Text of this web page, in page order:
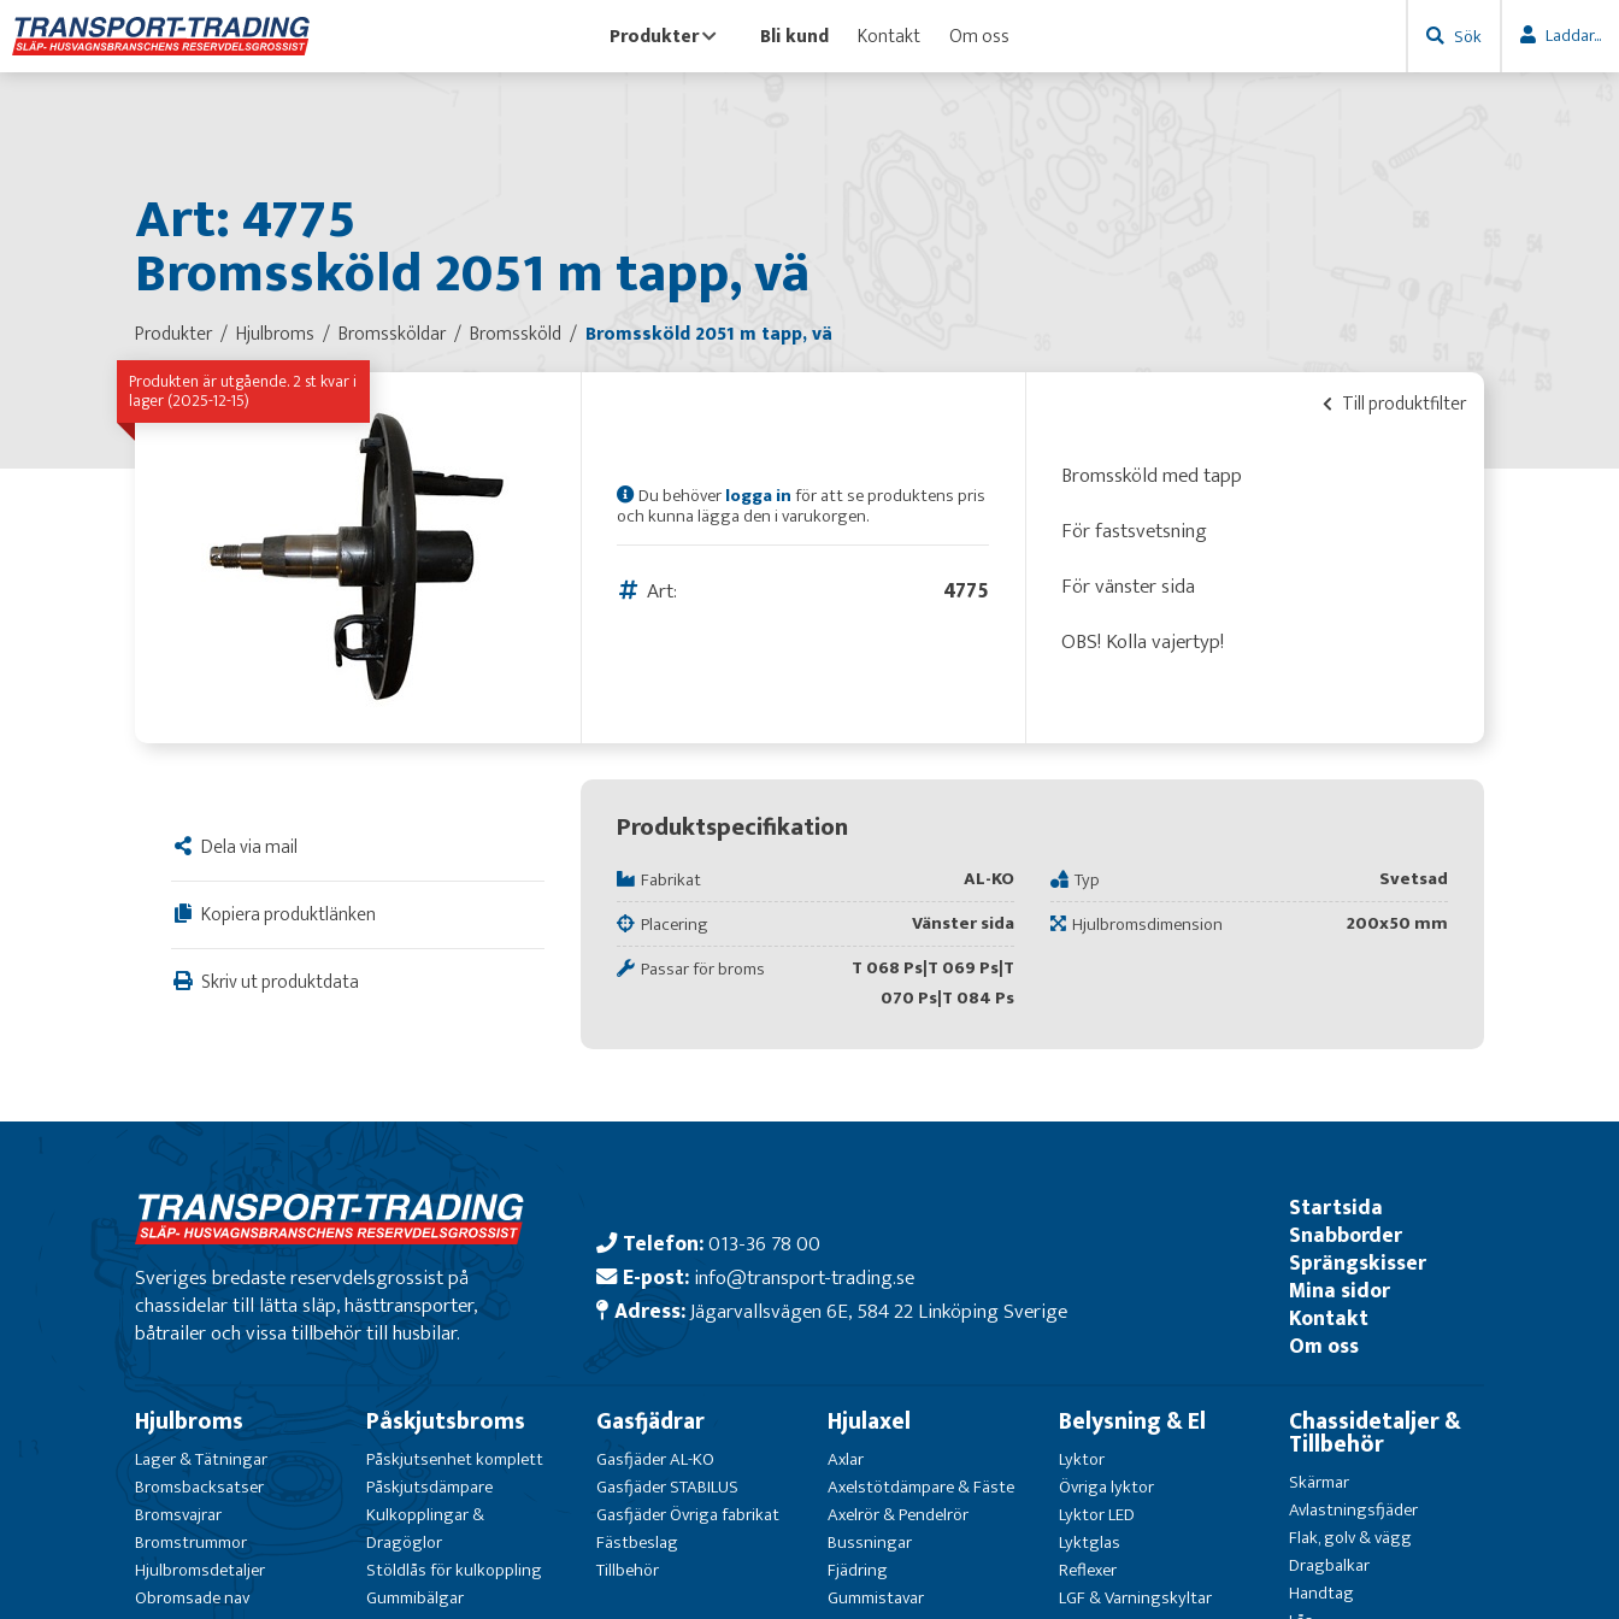
Produkter Bli kund Kontakt Om oss Sök Laddar...
Art: 4775
Bromssköld 2051 m tapp, vä
Produkter Hjulbroms Bromssköldar Bromssköld Bromssköld 2051 m tapp, vä
Till produktfilter
Produkten är utgående. 2 st kvar i
lager (2025-12-15)
Du behöverlogga inför att se produktens pris
och kunna lägga den i varukorgen.
Art: 4775
Bromssköld med tapp
För fastsvetsning
För vänster sida
OBS! Kolla vajertyp!
Dela via mail
Kopiera produktlänken
Skriv ut produktdata
Produktspecifikation
Fabrikat AL-KO Typ
Svetsad
Placering
Vänster sida Hjulbromsdimension
200x50 mm
Passar för broms
T 068 Ps|T 069 Ps|T
070 Ps|T 084 Ps
Sveriges bredaste reservdelsgrossist på
chassidelar till lätta släp, hästtransporter,
båtrailer och vissa tillbehör till husbilar.
Telefon:013-36 78 00
E-post:info@transport-trading.se
Adress:Jägarvallsvägen 6E, 584 22 Linköping Sverige
Startsida
Snabborder
Sprängskisser
Mina sidor
Kontakt
Om oss
Hjulbroms
Lager & Tätningar
Bromsbacksatser
Bromsvajrar
Bromstrummor
Hjulbromsdetaljer
Obromsade nav
Påskjutsbroms
Påskjutsenhet komplett
Påskjutsdämpare
Kulkopplingar &
Dragöglor
Stöldlås för kulkoppling
Gummibälgar
Gasfjädrar
Gasfjäder AL-KO
Gasfjäder STABILUS
Gasfjäder Övriga fabrikat
Fästbeslag
Tillbehör
Hjulaxel
Axlar
Axelstötdämpare & Fäste
Axelrör & Pendelrör
Bussningar
Fjädring
Gummistavar
Belysning & El
Lyktor
Övriga lyktor
Lyktor LED
Lyktglas
Reflexer
LGF & Varningskyltar
Chassidetaljer &
Tillbehör
Skärmar
Avlastningsfjäder
Flak, golv & vägg
Dragbalkar
Handtag